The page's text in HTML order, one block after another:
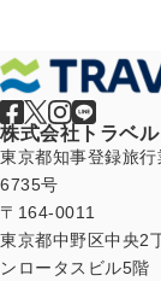
株式会社トラベ
東京都知事登録旅
6735号
〒164-0011
東京都中野区中央2
ンロータスビル5階